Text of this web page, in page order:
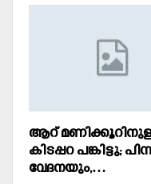
ആറ്
കിടപ്പറ പങ്കിട്ടു;
വേദനയും,…